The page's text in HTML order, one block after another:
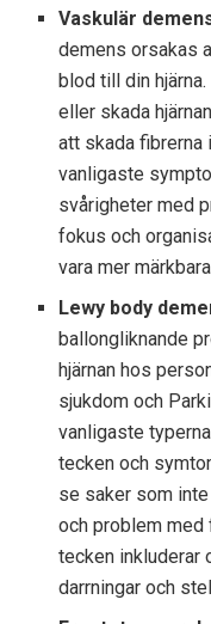
Vaskulär
demens orsakas
blod till din
eller skada
att skada fibrerna
vanligaste
svårigheter med
fokus och
vara mer
Lewy body
ballongliknande
hjärnan hos
sjukdom och
vanligaste
tecken och
se saker som
och problem med
tecken inkluderar
darrningar och